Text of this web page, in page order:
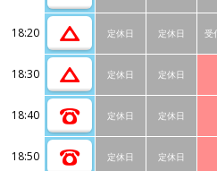
18:20 定休日 定休日 受
18:30 定休日 定休日
18:40 定休日 定休日
18:50 定休日 定休日